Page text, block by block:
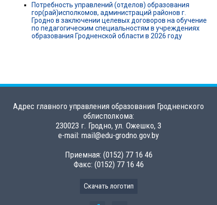
Потребность управлений (отделов) образования
гор(рай)исполкомов, администраций районов г.
Гродно в заключении целевых договоров на обучение
по педагогическим специальностям в учреждениях
образования Гродненской области в 2026 году
Адрес главного управления образования Гродненского
облисполкома:
230023 г. Гродно, ул. Ожешко, 3
e-mail: mail@edu-grodno.gov.by
Приемная: (0152) 77 16 46
Факс: (0152) 77 16 46
Скачать логотип